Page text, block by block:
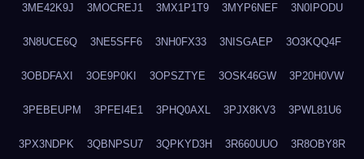
3ME42K9J 3MOCREJ1 3MX1P1T9 3MYP6NEF 3N0IPODU
3N8UCE6Q 3NE5SFF6 3NH0FX33 3NISGAEP 3O3KQQ4F
3OBDFAXI 3OE9P0KI 3OPSZTYE 3OSK46GW 3P20H0VW
3PEBEUPM 3PFEI4E1 3PHQ0AXL 3PJX8KV3 3PWL81U6
3PX3NDPK 3QBNPSU7 3QPKYD3H 3R660UUO 3R8OBY8R